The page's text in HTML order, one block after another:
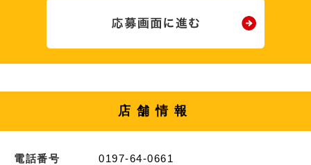
店舗情報
電話番号 0197-64-0661